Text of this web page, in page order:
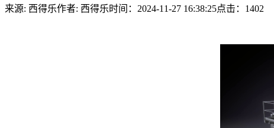
来源: 西得乐作者: 西得乐时间：2024-11-27 16:38:25点击：1402